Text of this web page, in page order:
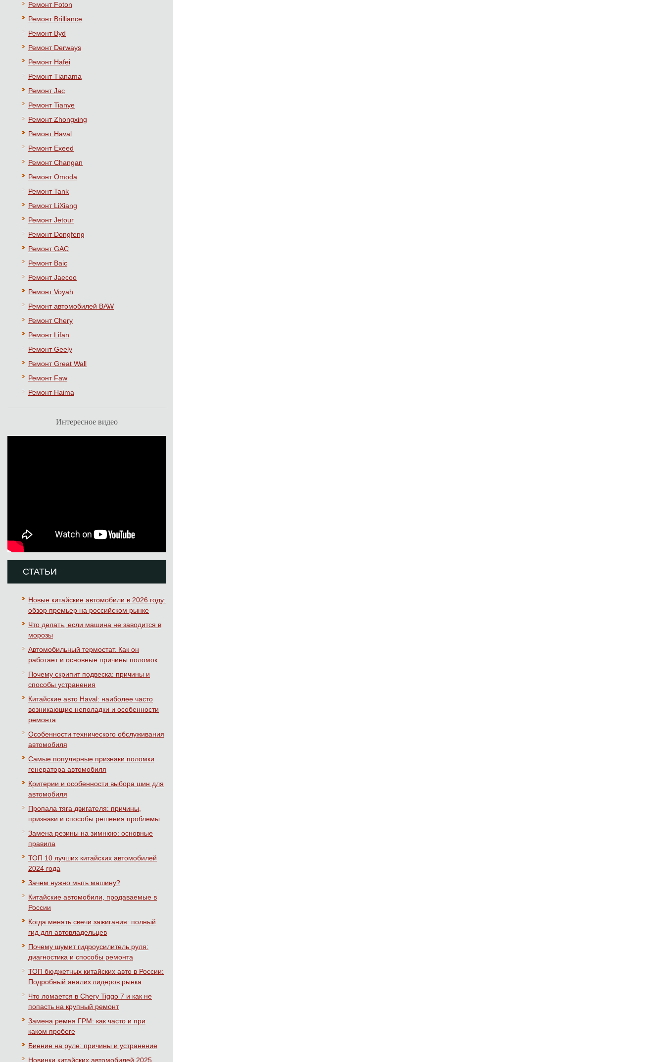
Ремонт Foton
Ремонт Brilliance
Ремонт Byd
Ремонт Derways
Ремонт Hafei
Ремонт Тianama
Ремонт Jac
Ремонт Tianye
Ремонт Zhongxing
Ремонт Haval
Ремонт Exeed
Ремонт Changan
Ремонт Omoda
Ремонт Tank
Ремонт LiXiang
Ремонт Jetour
Ремонт Dongfeng
Ремонт GAC
Ремонт Baic
Ремонт Jaecoo
Ремонт Voyah
Ремонт автомобилей BAW
Ремонт Chery
Ремонт Lifan
Ремонт Geely
Ремонт Great Wall
Ремонт Faw
Ремонт Haima
Интересное видео
СТАТЬИ
Новые китайские автомобили в 2026 году:
обзор премьер на российском рынке
Что делать, если машина не заводится в
морозы
Автомобильный термостат. Как он
работает и основные причины поломок
Почему скрипит подвеска: причины и
способы устранения
Китайские авто Haval: наиболее часто
возникающие неполадки и особенности
ремонта
Особенности технического обслуживания
автомобиля
Самые популярные признаки поломки
генератора автомобиля
Критерии и особенности выбора шин для
автомобиля
Пропала тяга двигателя: причины,
признаки и способы решения проблемы
Замена резины на зимнюю: основные
правила
ТОП 10 лучших китайских автомобилей
2024 года
Зачем нужно мыть машину?
Китайские автомобили, продаваемые в
России
Когда менять свечи зажигания: полный
гид для автовладельцев
Почему шумит гидроусилитель руля:
диагностика и способы ремонта
ТОП бюджетных китайских авто в России:
Подробный анализ лидеров рынка
Что ломается в Chery Tiggo 7 и как не
попасть на крупный ремонт
Замена ремня ГРМ: как часто и при
каком пробеге
Биение на руле: причины и устранение
Новинки китайских автомобилей 2025